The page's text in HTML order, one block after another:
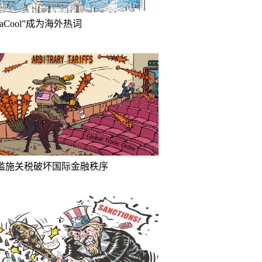
成为海外热词
施关税破坏国际金融秩序